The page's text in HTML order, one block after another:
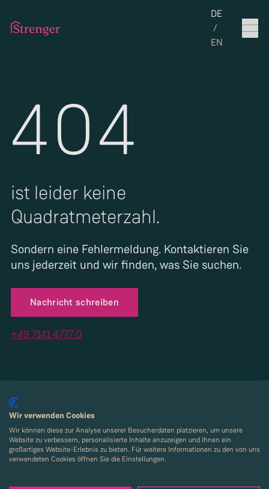
Set the
DE
/
EN
404
ist leider keine
Quadratmeterzahl.
Sondern eine Fehlermeldung. Kontaktieren Sie
uns jederzeit und wir finden, was Sie suchen.
Nachricht schreiben
+49 7141 4777 0
Kaufen
News
Wir verwenden Cookies
Wir können diese zur Analyse unserer Besucherdaten platzieren, um unsere
Website zu verbessern, personalisierte Inhalte anzuzeigen und Ihnen ein
großartiges Website-Erlebnis zu bieten. Für weitere Informationen zu den von uns
verwendeten Cookies öffnen Sie die Einstellungen.